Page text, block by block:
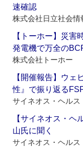
速確認
株式会社日立社会情
【トーホー】災
発電機で万全の
株式会社トーホー
【開催報告】ウェ
性』で振り返る
サイネオス・ヘル
【サイネオス・
山氏に聞く
サイネオス・ヘル